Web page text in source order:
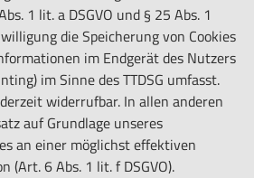
1 lit. a DSGVO und § 25 Abs. 1
die Speicherung von Cookies
im Endgerät des Nutzers
im Sinne des TTDSG umfasst.
widerrufbar. In allen anderen
auf Grundlage unseres
an einer möglichst effektiven
(Art. 6 Abs. 1 lit. f DSGVO).